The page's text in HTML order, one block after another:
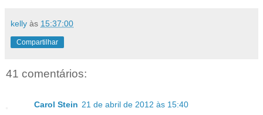
kelly às 15:37:00
Compartilhar
41 comentários:
Carol Stein 21 de abril de 2012 às 15:40